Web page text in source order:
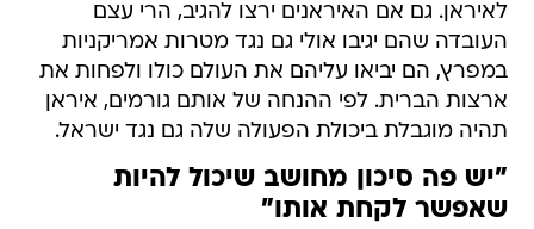
לאיראן. גם אם האיראנים ירצו להגיב, הרי עצם
העובדה שהם יגיבו אולי גם נגד מטרות אמריקניות
במפרץ, הם יביאו עליהם את העולם כולו ולפחות את
ארצות הברית. לפי ההנחה של אותם גורמים, איראן
תהיה מוגבלת ביכולת הפעולה שלה גם נגד ישראל.
"יש פה סיכון מחושב שיכול להיות
שאפשר לקחת אותו"